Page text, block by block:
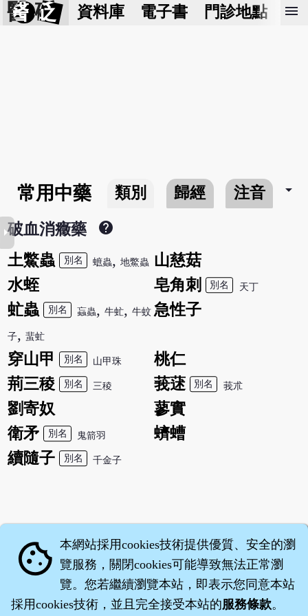
醫 砭 資料庫 電子書 門診地點 預
menu
常用中藥 類別 歸經 注音 arrow_drop_down
破血消癥藥 help
土鱉蟲 別名 蟅蟲,地鱉蟲 山慈菇
水蛭
皂角刺 別名 天丁
虻蟲 別名 蝱蟲,牛虻,牛蚊
子,蜚虻
急性子
穿山甲 別名 山甲珠
桃仁
荊三稜
別名 三稜 莪蒁 別名 莪朮
劉寄奴
蓼實
衛矛
別名 鬼箭羽
蠐螬
續隨子
別名 千金子
cookie 本網站採用cookies技術提供優質、安全的瀏
覽服務，關閉cookies可能導致無法正常瀏
覽。您若繼續瀏覽本站，即表示您同意本站
採用cookies技術，並且完全接受本站的服務條款。